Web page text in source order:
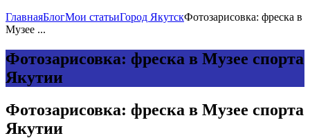
ГлавнаяБлогМои статьиГород ЯкутскФотозарисовка: фреска в
Музее ...
Фотозарисовка: фреска в Музее спорта
Якутии
Фотозарисовка: фреска в Музее спорта
Якутии